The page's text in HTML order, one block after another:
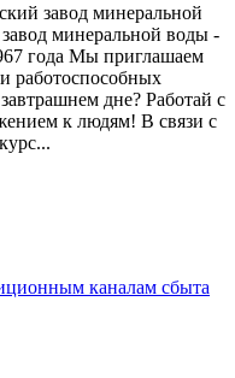
завод минеральной
минеральной воды -
года Мы приглашаем
работоспособных
дне? Работай с
к людям! В связи с
каналам сбыта